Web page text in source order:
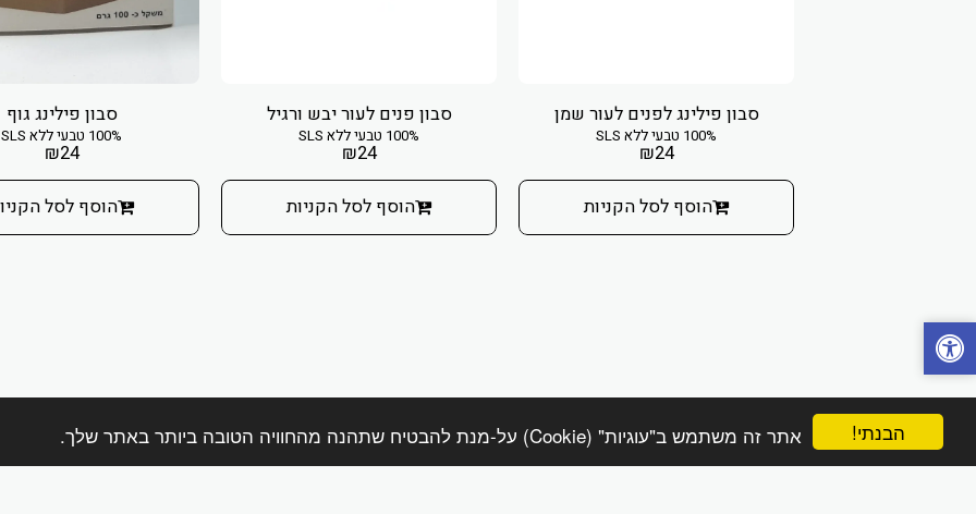
הבנתי! אתר זה משתמש ב"עוגיות" (Cookie) על-מנת להבטיח שתהנה מהחוויה הטובה ביותר באתר שלך.
סבון פילינג לפנים לעור שמן
100% טבעי ללא SLS
₪24
הוסף לסל הקניות
סבון פנים לעור יבש ורגיל
100% טבעי ללא SLS
₪24
הוסף לסל הקניות
סבון פילינג גוף
100% טבעי ללא SLS
₪24
הוסף לסל